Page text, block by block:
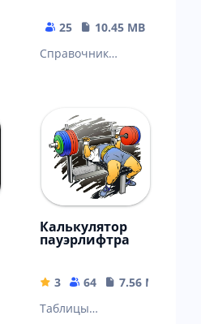
MB
25
10.45 MB
Справочник
Калькулятор
пауэрлифтра
3 64
7.56 MB
Таблицы